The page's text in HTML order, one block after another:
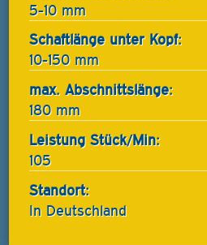
5-10 mm
Schaftlänge unter Kopf:
10-150 mm
max. Abschnittslänge:
180 mm
Leistung Stück/Min:
105
Standort:
In Deutschland